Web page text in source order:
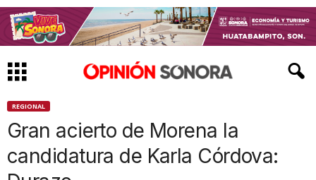
REGIONAL
Gran acierto de Morena la
candidatura de Karla Córdova: